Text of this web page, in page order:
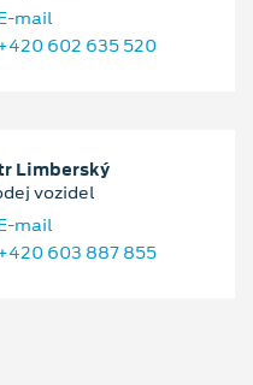
602 635 520
Limberský
vozidel
603 887 855